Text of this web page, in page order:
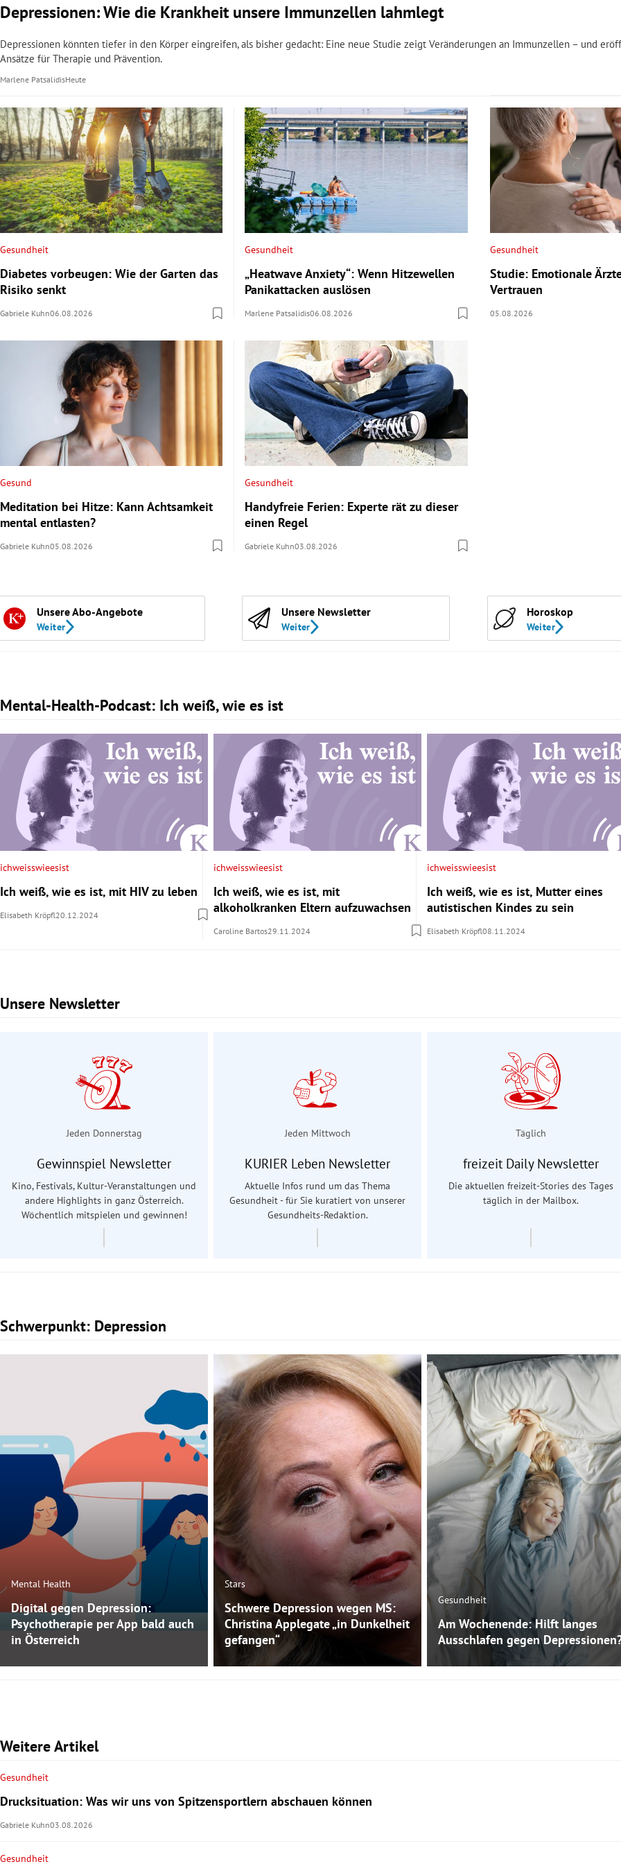
Depressionen: Wie die Krankheit unsere Immunzellen lahmlegt
Depressionen könnten tiefer in den Körper eingreifen, als bisher gedacht: Eine neue Studie zeigt Veränderungen an Immunzellen – und
Ansätze für Therapie und Prävention.
Marlene PatsalidisHeute
Gesundheit
Diabetes vorbeugen: Wie der Garten das
Risiko senkt
Gabriele Kuhn06.08.2026
Gesundheit
„Heatwave Anxiety“: Wenn Hitzewellen
Panikattacken auslösen
Marlene Patsalidis06.08.2026
Gesundheit
Studie: Emotionale
Vertrauen
05.08.2026
Gesund
Meditation bei Hitze: Kann Achtsamkeit
mental entlasten?
Gabriele Kuhn05.08.2026
Gesundheit
Handyfreie Ferien: Experte rät zu dieser
einen Regel
Gabriele Kuhn03.08.2026
Unsere Abo-Angebote
Weiter
Unsere Newsletter
Weiter
Horoskop
Weiter
Mental-Health-Podcast: Ich weiß, wie es ist
Slide 1 von 3
ichweisswieesist
Ich weiß, wie es ist, mit HIV zu leben
Elisabeth Kröpfl20.12.2024
ichweisswieesist
Ich weiß, wie es ist, mit
alkoholkranken Eltern aufzuwachsen
Caroline Bartos29.11.2024
ichweisswieesist
Ich weiß, wie es ist, Mutter eines
autistischen Kindes zu sein
Elisabeth Kröpfl08.11.2024
Unsere Newsletter
Slide 1 von 2
Jeden Donnerstag
Gewinnspiel Newsletter
Kino, Festivals, Kultur-Veranstaltungen und
andere Highlights in ganz Österreich.
Wöchentlich mitspielen und gewinnen!
Jeden Mittwoch
KURIER Leben Newsletter
Aktuelle Infos rund um das Thema
Gesundheit - für Sie kuratiert von unserer
Gesundheits-Redaktion.
Täglich
freizeit Daily Newsletter
Die aktuellen freizeit-Stories des Tages
täglich in der Mailbox.
Schwerpunkt: Depression
Slide 1 von 2
Mental Health
Digital gegen Depression:
Psychotherapie per App bald auch
in Österreich
Stars
Schwere Depression wegen MS:
Christina Applegate „in Dunkelheit
gefangen“
Gesundheit
Am Wochenende: Hilft langes
Ausschlafen gegen
Weitere Artikel
Gesundheit
Drucksituation: Was wir uns von Spitzensportlern abschauen können
Gabriele Kuhn03.08.2026
Gesundheit